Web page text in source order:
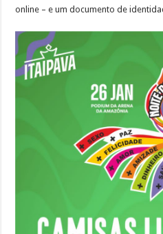
online – e um documento de